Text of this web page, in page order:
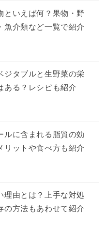
といえば何？果物・野
魚介類など一覧で紹介
ジタブルと生野菜の栄
ある？レシピも紹介
ルに含まれる脂質の効
リットや食べ方も紹介
理由とは？上手な対処
の方法もあわせて紹介